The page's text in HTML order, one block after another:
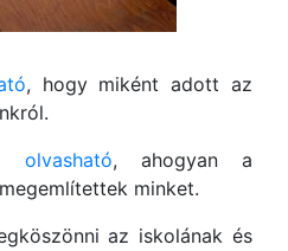
, hogy miként adott az
olvasható, ahogyan a
minket.
az iskolának és